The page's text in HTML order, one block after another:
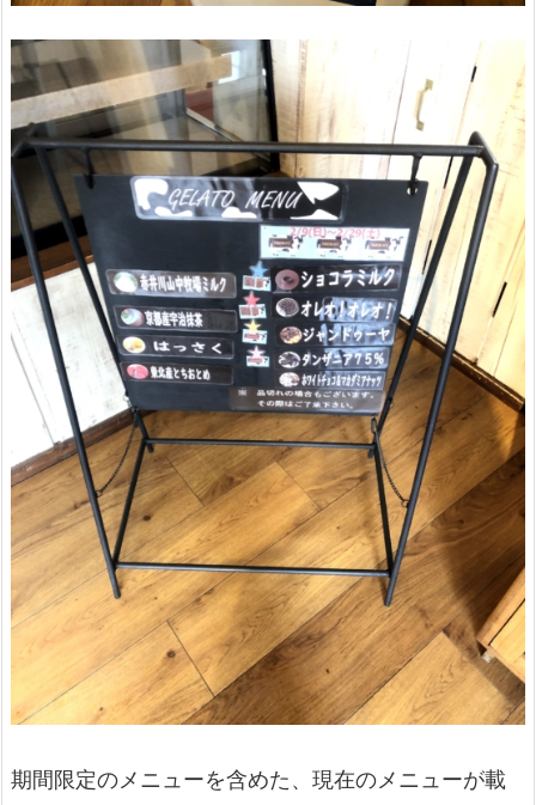
期間限定のメニューを含めた、現在のメニューが載